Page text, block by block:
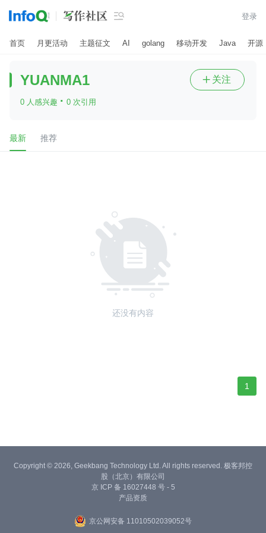
 登录
首页 月更活动 主题征文 AI golang 移动开发 Java 开源
YUANMA1
0 人感兴趣 · 0 次引用
 关注
最新 推荐
还没有内容
1
Copyright © 2026, Geekbang Technology Ltd. All rights reserved. 极客邦控
股（北京）有限公司
京 ICP 备 16027448 号 - 5
产品资质
京公网安备 11010502039052号